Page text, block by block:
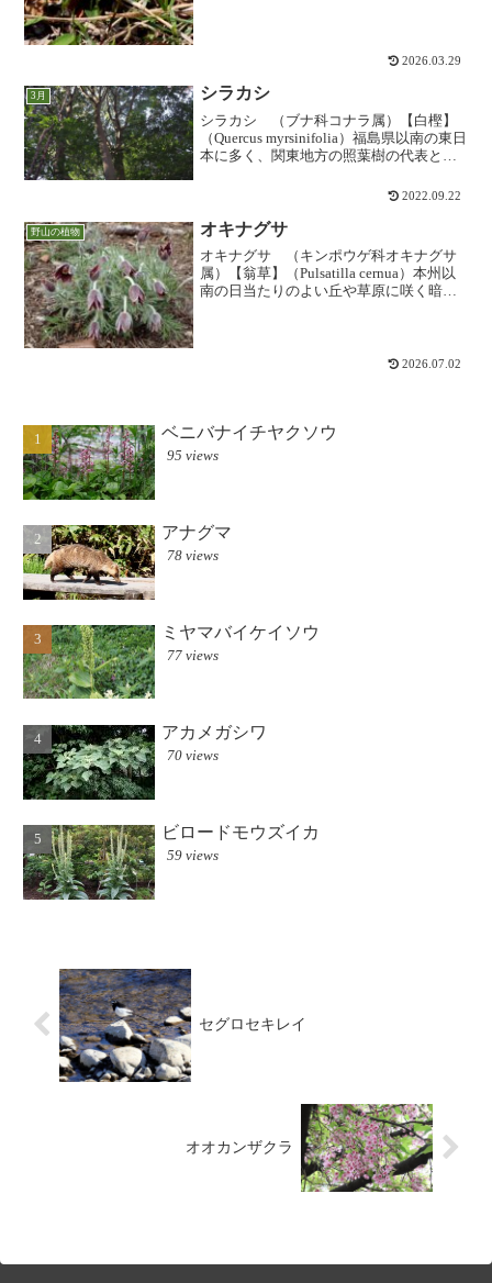
2026.03.29
3月 シラカシ
シラカシ （ブナ科コナラ属）【白樫】
（Quercus myrsinifolia）福島県以南の東日
本に多く、関東地方の照葉樹の代表とも
われるので東京近辺では一番眼にする樫
2022.09.22
野山の植物 オキナグサ
オキナグサ （キンポウゲ科オキナグサ
属）【翁草】（Pulsatilla cernua）本州以
南の日当たりのよい丘や草原に咲く暗赤
2026.07.02
ベニバナイチヤクソウ
95 views
アナグマ
78 views
ミヤマバイケイソウ
77 views
アカメガシワ
70 views
ビロードモウズイカ
59 views
セグロセキレイ
オオカンザクラ